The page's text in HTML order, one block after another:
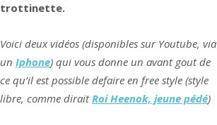
trottinette.
Voici deux vidéos (disponibles sur Youtube, via
un Iphone) qui vous donne un avant gout de
ce qu’il est possible defaire en free style (style
libre, comme diraitRoi Heenok, jeune pédé)